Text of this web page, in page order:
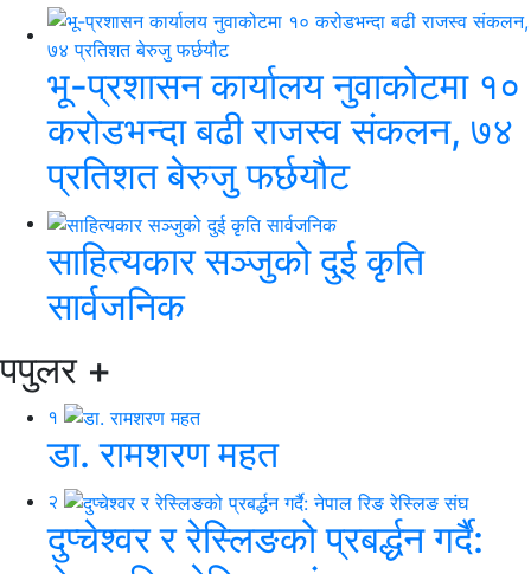
भू-प्रशासन कार्यालय नुवाकोटमा १०
करोडभन्दा बढी राजस्व संकलन, ७४
प्रतिशत बेरुजु फर्छयौट
साहित्यकार सञ्जुको दुई कृति
सार्वजनिक
पपुलर +
१
डा. रामशरण महत
२
दुप्चेश्वर र रेस्लिङको प्रबर्द्धन गर्दै: